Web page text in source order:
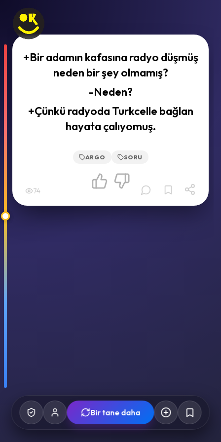
+Bir adamın kafasına radyo düşmüş
neden bir şey olmamış?
-Neden?
+Çünkü radyoda Turkcelle bağlan
hayata çalıyomuş.
ARGO SORU
74
Bir tane daha